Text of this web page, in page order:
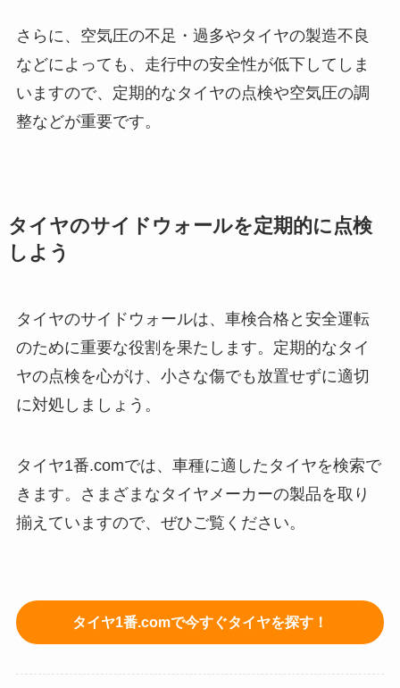
さらに、空気圧の不足・過多やタイヤの製造不良
などによっても、走行中の安全性が低下してしま
いますので、定期的なタイヤの点検や空気圧の調
整などが重要です。
タイヤのサイドウォールを定期的に点検
しよう
タイヤのサイドウォールは、車検合格と安全運転
のために重要な役割を果たします。定期的なタイ
ヤの点検を心がけ、小さな傷でも放置せずに適切
に対処しましょう。
タイヤ1番.comでは、車種に適したタイヤを検索で
きます。さまざまなタイヤメーカーの製品を取り
揃えていますので、ぜひご覧ください。
タイヤ1番.comで今すぐタイヤを探す！